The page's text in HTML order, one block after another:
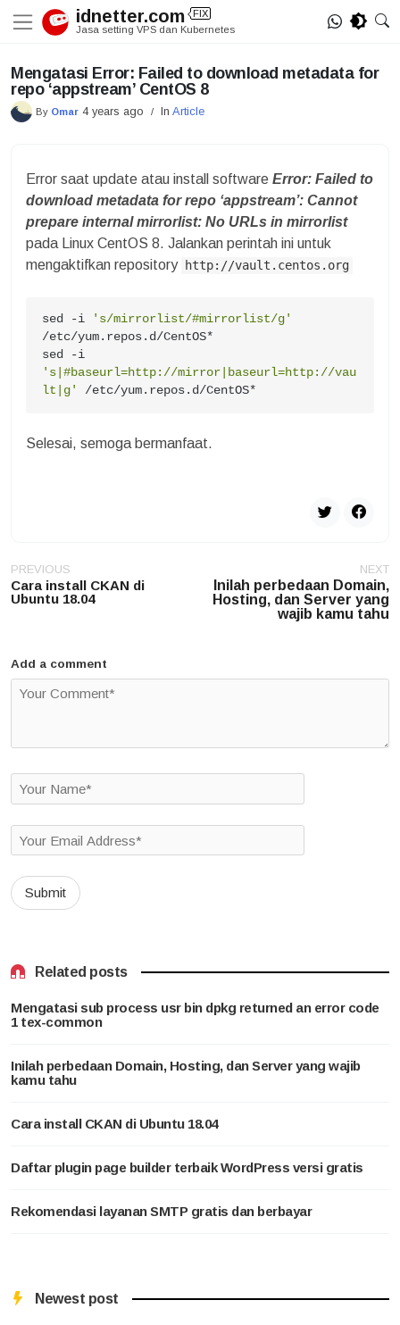
idnetter.com FIX
Jasa setting VPS dan Kubernetes
Mengatasi Error: Failed to download metadata for
repo ‘appstream’ CentOS 8
By Omar 4 years ago / In Article
Error saat update atau install software Error: Failed to
download metadata for repo ‘appstream’: Cannot
prepare internal mirrorlist: No URLs in mirrorlist
pada Linux CentOS 8. Jalankan perintah ini untuk
mengaktifkan repository http://vault.centos.org
sed -i
's/mirrorlist/#mirrorlist/g'
/etc/yum.repos.d/CentOS*
sed -i
's|#baseurl=http://mirror|baseurl=http://vau
lt|g'
/etc/yum.repos.d/CentOS*
Selesai, semoga bermanfaat.
Post
navigation
PREVIOUS
Cara install CKAN di
Ubuntu 18.04
NEXT
Inilah perbedaan Domain,
Hosting, dan Server yang
wajib kamu tahu
Add a comment
Related posts
Mengatasi sub process usr bin dpkg returned an error code
1 tex-common
Inilah perbedaan Domain, Hosting, dan Server yang wajib
kamu tahu
Cara install CKAN di Ubuntu 18.04
Daftar plugin page builder terbaik WordPress versi gratis
Rekomendasi layanan SMTP gratis dan berbayar
Newest post